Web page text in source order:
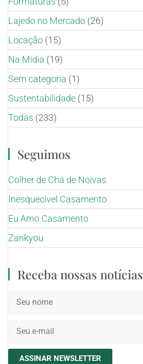
Lajedo no Mercado (26)
Locação (15)
Na Mídia (19)
Sem categoria (1)
Sustentabilidade (15)
Todas (233)
Seguimos
Colher de Chá de Noivas
Inesquecível Casamento
Eu Amo Casamento
Zankyou
Receba nossas notícias
ASSINAR NEWSLETTER